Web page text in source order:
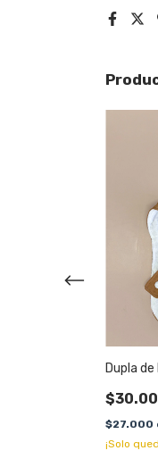
Dupla
$27.000
¡Solo